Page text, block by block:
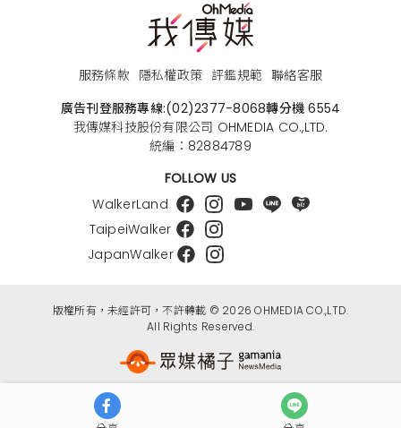
服務條款 隱私權政策 評鑑規範 聯絡客服
廣告刊登服務專線:(02)2377-8068轉分機 6554
我傳媒科技股份有限公司 OHMEDIA CO.,LTD.
統編：82884789
FOLLOW US
WalkerLand
TaipeiWalker
JapanWalker
版權所有，未經許可，不許轉載 © 2026 OHMEDIA CO.,LTD.
All Rights Reserved.